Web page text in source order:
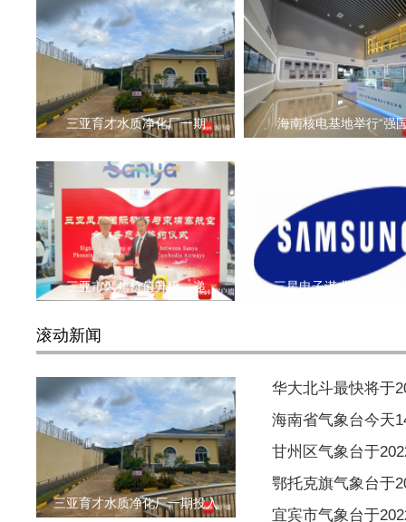
三亚育才水质净化厂一期 海南核电基地举行“强
三亚市聚焦价值升级，递 三星电子谋求技术领先
滚动新闻
三亚育才水质净化厂一期投入
华大北斗最快将于
海南省气象台今天
甘州区气象台于
鄂托克旗气象台于
宜宾市气象台于